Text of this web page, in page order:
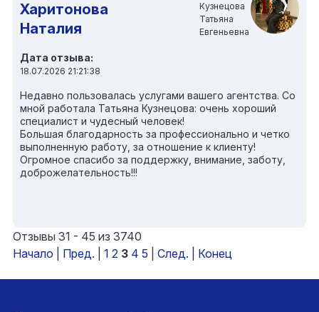
Харитонова
Наталия
Дата отзыва:
18.07.2026 21:21:38
Кузнецова
Татьяна
Евгеньевна
Недавно пользовалась услугами вашего агентства. Со
мной работала Татьяна Кузнецова: очень хороший
специалист и чудесный человек!
Большая благодарность за профессионально и четко
выполненную работу, за отношение к клиенту!
Огромное спасибо за поддержку, внимание, заботу,
доброжелательность!!!
Отзывы 31 - 45 из 3740
Начало
Пред. 1 2 3 4 5 След. Конец